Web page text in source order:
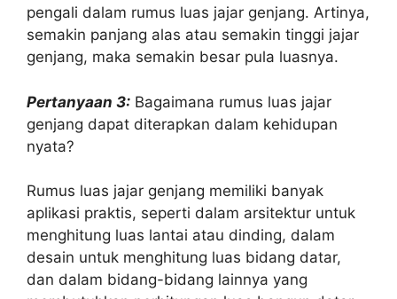
pengali dalam rumus luas jajar genjang. Artinya,
semakin panjang alas atau semakin tinggi jajar
genjang, maka semakin besar pula luasnya.
Pertanyaan 3: Bagaimana rumus luas jajar
genjang dapat diterapkan dalam kehidupan
nyata?
Rumus luas jajar genjang memiliki banyak
aplikasi praktis, seperti dalam arsitektur untuk
menghitung luas lantai atau dinding, dalam
desain untuk menghitung luas bidang datar,
dan dalam bidang-bidang lainnya yang